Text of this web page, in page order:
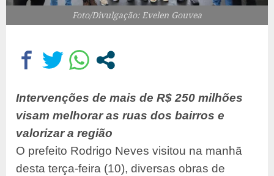
Foto/Divulgação: Evelen Gouvea
Intervenções de mais de R$ 250 milhões
visam melhorar as ruas dos bairros e
valorizar a região
O prefeito Rodrigo Neves visitou na manhã
desta terça-feira (10), diversas obras de